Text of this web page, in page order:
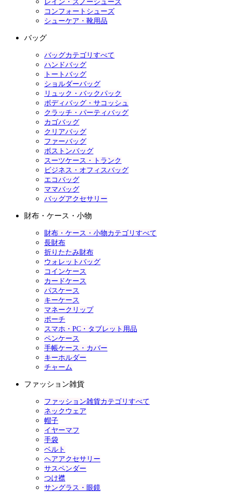
レイン・スノーシューズ
コンフォートシューズ
シューケア・靴用品
バッグ
バッグカテゴリすべて
ハンドバッグ
トートバッグ
ショルダーバッグ
リュック・バックパック
ボディバッグ・サコッシュ
クラッチ・パーティバッグ
カゴバッグ
クリアバッグ
ファーバッグ
ボストンバッグ
スーツケース・トランク
ビジネス・オフィスバッグ
エコバッグ
ママバッグ
バッグアクセサリー
財布・ケース・小物
財布・ケース・小物カテゴリすべて
長財布
折りたたみ財布
ウォレットバッグ
コインケース
カードケース
パスケース
キーケース
マネークリップ
ポーチ
スマホ・PC・タブレット用品
ペンケース
手帳ケース・カバー
キーホルダー
チャーム
ファッション雑貨
ファッション雑貨カテゴリすべて
ネックウェア
帽子
イヤーマフ
手袋
ベルト
ヘアアクセサリー
サスペンダー
つけ襟
サングラス・眼鏡